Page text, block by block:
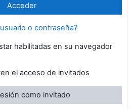
Acceder
o contraseña?
habilitadas en su navegador
el acceso de invitados
como invitado